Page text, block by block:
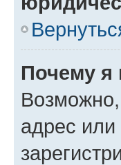
Почему я
адрес